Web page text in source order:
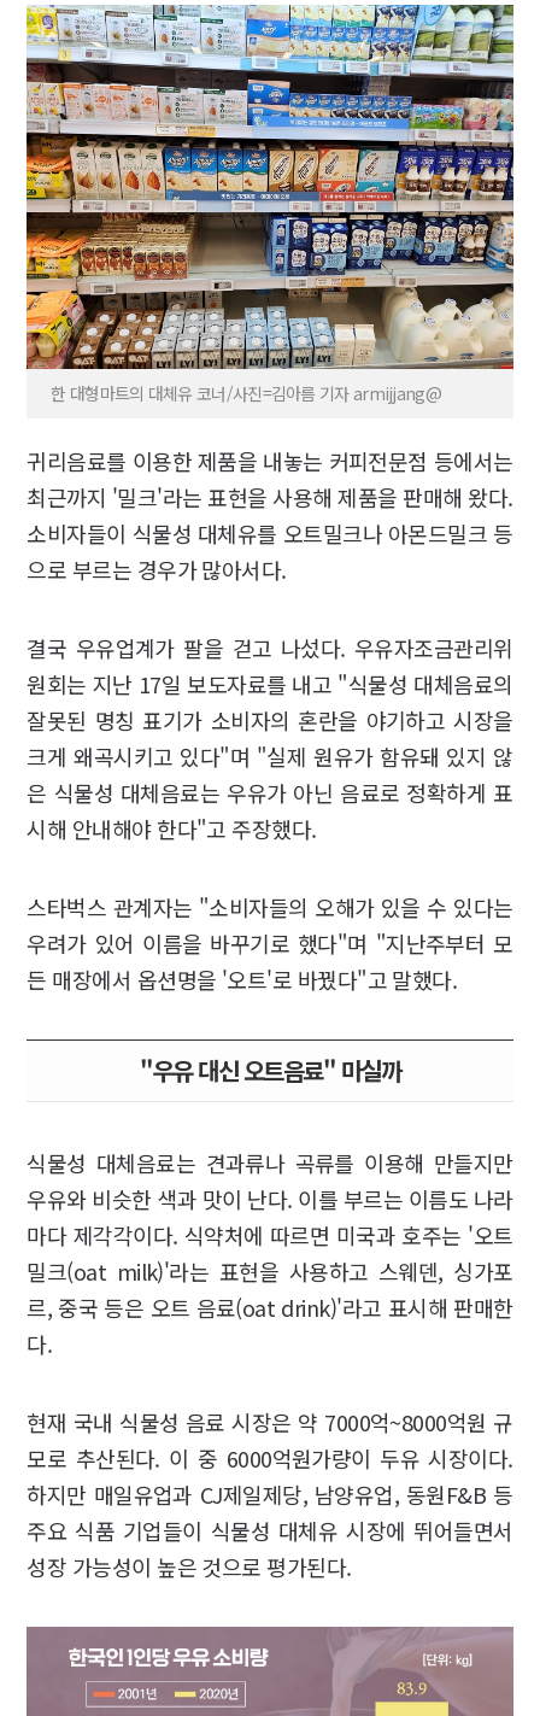
한 대형마트의 대체유 코너/사진=김아름 기자 armijjang@
귀리음료를 이용한 제품을 내놓는 커피전문점 등에서는
최근까지 '밀크'라는 표현을 사용해 제품을 판매해 왔다.
소비자들이 식물성 대체유를 오트밀크나 아몬드밀크 등
으로 부르는 경우가 많아서다.
결국 우유업계가 팔을 걷고 나섰다. 우유자조금관리위
원회는 지난 17일 보도자료를 내고 "식물성 대체음료의
잘못된 명칭 표기가 소비자의 혼란을 야기하고 시장을
크게 왜곡시키고 있다"며 "실제 원유가 함유돼 있지 않
은 식물성 대체음료는 우유가 아닌 음료로 정확하게 표
시해 안내해야 한다"고 주장했다.
스타벅스 관계자는 "소비자들의 오해가 있을 수 있다는
우려가 있어 이름을 바꾸기로 했다"며 "지난주부터 모
든 매장에서 옵션명을 '오트'로 바꿨다"고 말했다.
"우유 대신 오트음료" 마실까
식물성 대체음료는 견과류나 곡류를 이용해 만들지만
우유와 비슷한 색과 맛이 난다. 이를 부르는 이름도 나라
마다 제각각이다. 식약처에 따르면 미국과 호주는 '오트
밀크(oat milk)'라는 표현을 사용하고 스웨덴, 싱가포
르, 중국 등은 오트 음료(oat drink)'라고 표시해 판매한
다.
현재 국내 식물성 음료 시장은 약 7000억~8000억원 규
모로 추산된다. 이 중 6000억원가량이 두유 시장이다.
하지만 매일유업과 CJ제일제당, 남양유업, 동원F&B 등
주요 식품 기업들이 식물성 대체유 시장에 뛰어들면서
성장 가능성이 높은 것으로 평가된다.